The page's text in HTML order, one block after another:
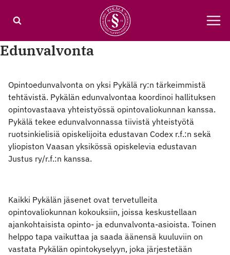
sisältöön
Edunvalvonta
Opintoedunvalvonta on yksi Pykälä ry:n tärkeimmistä
tehtävistä. Pykälän edunvalvontaa koordinoi hallituksen
opintovastaava yhteistyössä opintovaliokunnan kanssa.
Pykälä tekee edunvalvonnassa tiivistä yhteistyötä
ruotsinkielisiä opiskelijoita edustavan Codex r.f.:n sekä
yliopiston Vaasan yksikössä opiskelevia edustavan
Justus ry/r.f.:n kanssa.
Kaikki Pykälän jäsenet ovat tervetulleita
opintovaliokunnan kokouksiin, joissa keskustellaan
ajankohtaisista opinto- ja edunvalvonta-asioista. Toinen
helppo tapa vaikuttaa ja saada äänensä kuuluviin on
vastata Pykälän opintokyselyyn, joka järjestetään